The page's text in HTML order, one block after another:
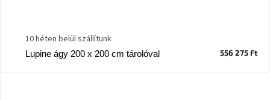
Lupine ágy 200 x 200 cm tárolóval
10 héten belül szállítunk
556 275 Ft